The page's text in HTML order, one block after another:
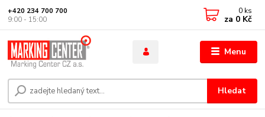
Menu
Hledat
+420 234 700 700
9:00 - 15:00
0 ks
za 0 Kč